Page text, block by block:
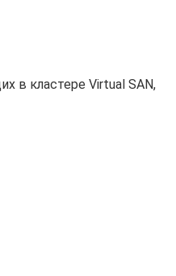
в кластере Virtual SAN,